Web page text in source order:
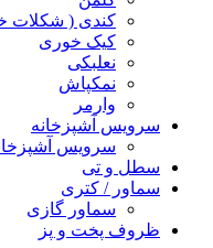
کندی ( شکلات
کیک خوری
نعلبکی
نمکپاش
وارمر
سرویس آشپزخانه
سرویس
سطل و تی
سماور / کتری
سماور گازی
ظروف پخت و پز